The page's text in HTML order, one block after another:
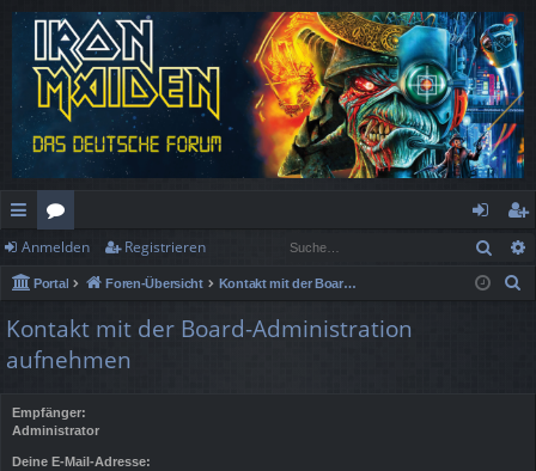
ch
ne
llz
ug
rif
or
en
n
m
eg
ist
Anmelden Registrieren
Portal Foren-Übersicht Kontakt mit der Board-Administration aufnehmen
Kontakt mit der Board-Administration
aufnehmen
Empfänger:
Administrator
Deine E-Mail-Adresse: